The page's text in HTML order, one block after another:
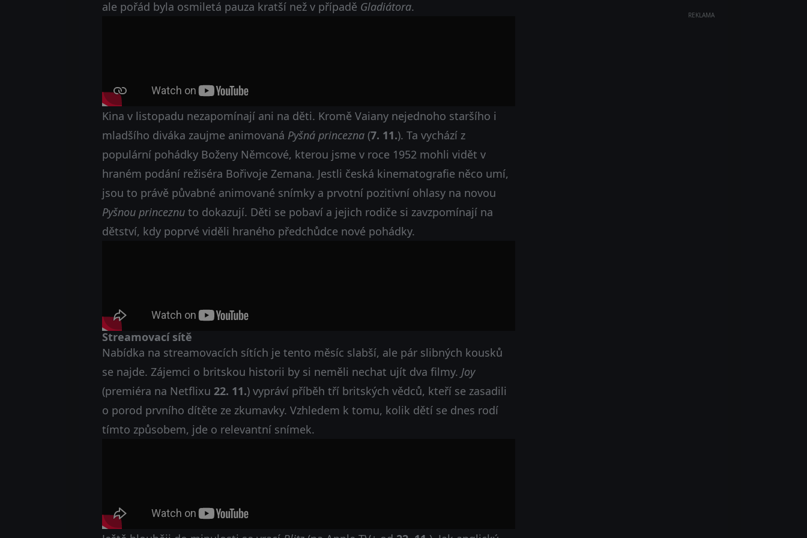
ale pořád byla osmiletá pauza kratší než v případě Gladiátora.
Kina v listopadu nezapomínají ani na děti. Kromě Vaiany nejednoho staršího i
mladšího diváka zaujme animovaná Pyšná princezna (7. 11.). Ta vychází z
populární pohádky Boženy Němcové, kterou jsme v roce 1952 mohli vidět v
hraném podání režiséra Bořivoje Zemana. Jestli česká kinematografie něco umí,
jsou to právě půvabné animované snímky a prvotní pozitivní ohlasy na novou
Pyšnou princeznu to dokazují. Děti se pobaví a jejich rodiče si zavzpomínají na
dětství, kdy poprvé viděli hraného předchůdce nové pohádky.
Streamovací sítě
Nabídka na streamovacích sítích je tento měsíc slabší, ale pár slibných kousků
se najde. Zájemci o britskou historii by si neměli nechat ujít dva filmy. Joy
(premiéra na Netflixu 22. 11.) vypráví příběh tří britských vědců, kteří se zasadili
o porod prvního dítěte ze zkumavky. Vzhledem k tomu, kolik dětí se dnes rodí
tímto způsobem, jde o relevantní snímek.